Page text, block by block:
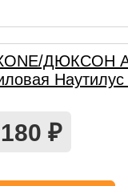
ДЮКСОН
₽